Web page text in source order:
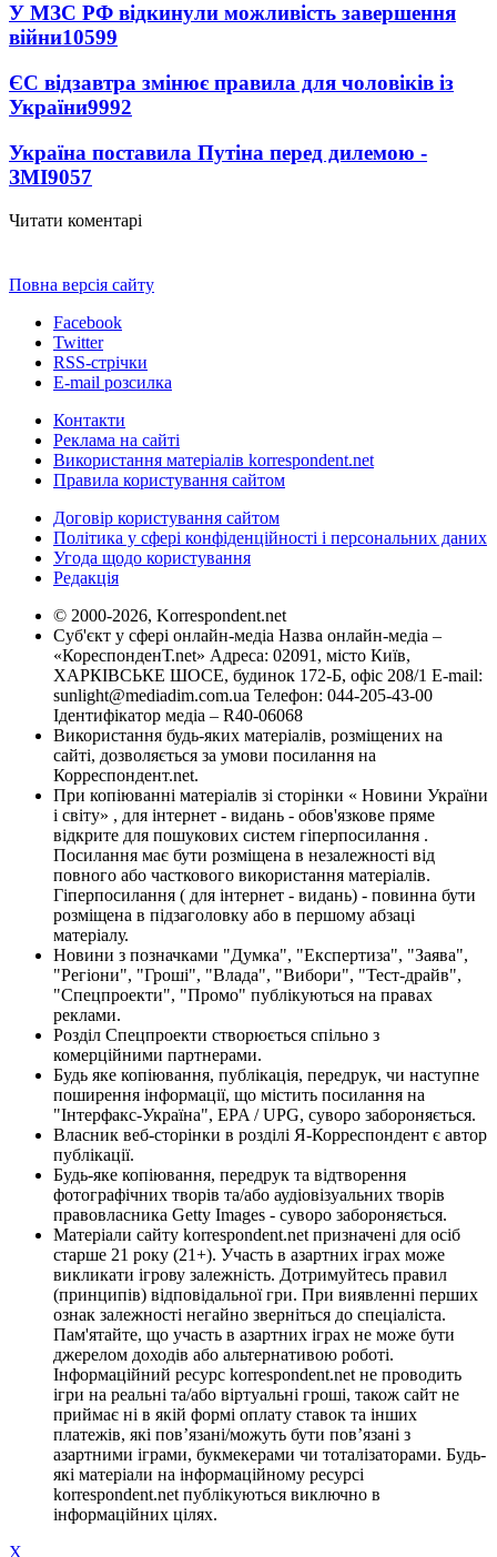
У МЗС РФ відкинули можливість завершення
війни10599
ЄС відзавтра змінює правила для чоловіків із
України9992
Україна поставила Путіна перед дилемою -
ЗМІ9057
Читати коментарі
Повна версія сайту
Facebook
Twitter
RSS-стрічки
E-mail розсилка
Контакти
Реклама на сайті
Використання матеріалів korrespondent.net
Правила користування сайтом
Договір користування сайтом
Політика у сфері конфіденційності і персональних даних
Угода щодо користування
Редакція
© 2000-2026, Korrespondent.net
Суб'єкт у сфері онлайн-медіа Назва онлайн-медіа –
«КореспонденТ.net» Адреса: 02091, місто Київ,
ХАРКІВСЬКЕ ШОСЕ, будинок 172-Б, офіс 208/1 E-mail:
sunlight@mediadim.com.ua Телефон: 044-205-43-00
Ідентифікатор медіа – R40-06068
Використання будь-яких матеріалів, розміщених на
сайті, дозволяється за умови посилання на
Корреспондент.net.
При копіюванні матеріалів зі сторінки « Новини України
і світу» , для інтернет - видань - обов'язкове пряме
відкрите для пошукових систем гіперпосилання .
Посилання має бути розміщена в незалежності від
повного або часткового використання матеріалів.
Гіперпосилання ( для інтернет - видань) - повинна бути
розміщена в підзаголовку або в першому абзаці
матеріалу.
Новини з позначками "Думка", "Експертиза", "Заява",
"Регіони", "Гроші", "Влада", "Вибори", "Тест-драйв",
"Спецпроекти", "Промо" публікуються на правах
реклами.
Розділ Спецпроекти створюється спільно з
комерційними партнерами.
Будь яке копіювання, публікація, передрук, чи наступне
поширення інформації, що містить посилання на
"Інтерфакс-Україна", EPA / UPG, суворо забороняється.
Власник веб-сторінки в розділі Я-Корреспондент є автор
публікації.
Будь-яке копіювання, передрук та відтворення
фотографічних творів та/або аудіовізуальних творів
правовласника Getty Images - суворо забороняється.
Матеріали сайту korrespondent.net призначені для осіб
старше 21 року (21+). Участь в азартних іграх може
викликати ігрову залежність. Дотримуйтесь правил
(принципів) відповідальної гри. При виявленні перших
ознак залежності негайно зверніться до спеціаліста.
Пам'ятайте, що участь в азартних іграх не може бути
джерелом доходів або альтернативою роботі.
Інформаційний ресурс korrespondent.net не проводить
ігри на реальні та/або віртуальні гроші, також сайт не
приймає ні в якій формі оплату ставок та інших
платежів, які пов’язані/можуть бути пов’язані з
азартними іграми, букмекерами чи тоталізаторами. Будь-
які матеріали на інформаційному ресурсі
korrespondent.net публікуються виключно в
інформаційних цілях.
X